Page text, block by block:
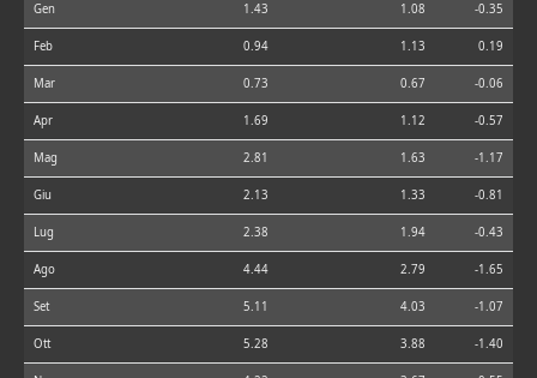
Gen 1.43 1.08 -0.35
Feb 0.94 1.13 0.19
Mar 0.73 0.67 -0.06
Apr 1.69 1.12 -0.57
Mag 2.81 1.63 -1.17
Giu 2.13 1.33 -0.81
Lug 2.38 1.94 -0.43
Ago 4.44 2.79 -1.65
Set 5.11 4.03 -1.07
Ott 5.28 3.88 -1.40